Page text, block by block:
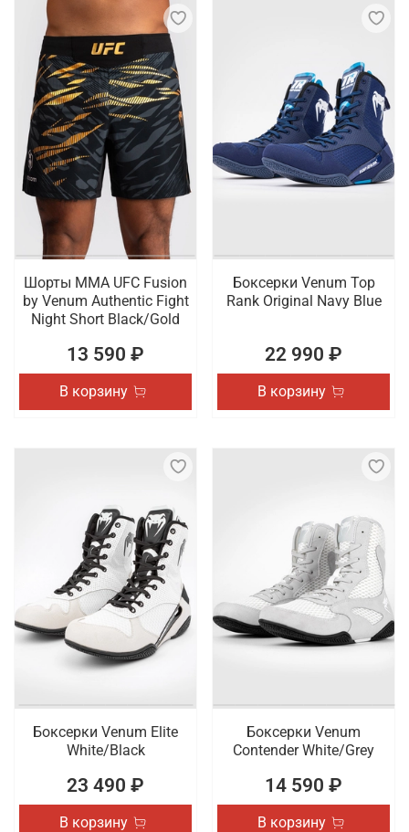
Шорты ММА UFC Fusion
by Venum Authentic Fight
Night Short Black/Gold
13 590 ₽
В корзину
Боксерки Venum Top
Rank Original Navy Blue
22 990 ₽
В корзину
Боксерки Venum Elite
White/Black
23 490 ₽
В корзину
Боксерки Venum
Contender White/Grey
14 590 ₽
В корзину